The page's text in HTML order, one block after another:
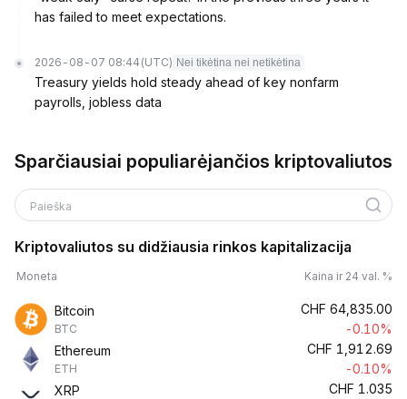
has failed to meet expectations.
2026-08-07 08:44 (UTC) Nei tikėtina nei netikėtina
Treasury yields hold steady ahead of key nonfarm
payrolls, jobless data
Sparčiausiai populiarėjančios kriptovaliutos
Paieška
Kriptovaliutos su didžiausia rinkos kapitalizacija
Moneta Kaina ir 24 val. %
Bitcoin
BTC
CHF 64,835.00
-0.10%
Ethereum
ETH
CHF 1,912.69
-0.10%
XRP
CHF 1.035